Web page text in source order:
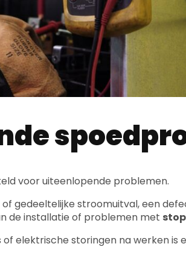
voor uiteenlopende problemen.
gedeeltelijke stroomuitval, een
de installatie of problemen met
elektrische storingen na werken is